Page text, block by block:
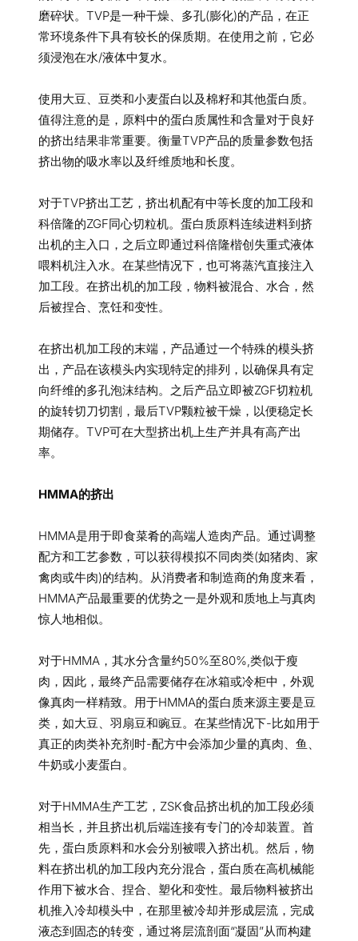
磨碎状。TVP是一种干燥、多孔(膨化)的产品，在正
常环境条件下具有较长的保质期。在使用之前，它必
须浸泡在水/液体中复水。
使用大豆、豆类和小麦蛋白以及棉籽和其他蛋白质。
值得注意的是，原料中的蛋白质属性和含量对于良好
的挤出结果非常重要。衡量TVP产品的质量参数包括
挤出物的吸水率以及纤维质地和长度。
对于TVP挤出工艺，挤出机配有中等长度的加工段和
科倍隆的ZGF同心切粒机。蛋白质原料连续进料到挤
出机的主入口，之后立即通过科倍隆楷创失重式液体
喂料机注入水。在某些情况下，也可将蒸汽直接注入
加工段。在挤出机的加工段，物料被混合、水合，然
后被捏合、烹饪和变性。
在挤出机加工段的末端，产品通过一个特殊的模头挤
出，产品在该模头内实现特定的排列，以确保具有定
向纤维的多孔泡沫结构。之后产品立即被ZGF切粒机
的旋转切刀切割，最后TVP颗粒被干燥，以便稳定长
期储存。TVP可在大型挤出机上生产并具有高产出
率。
HMMA的挤出
HMMA是用于即食菜肴的高端人造肉产品。通过调整
配方和工艺参数，可以获得模拟不同肉类(如猪肉、家
禽肉或牛肉)的结构。从消费者和制造商的角度来看，
HMMA产品最重要的优势之一是外观和质地上与真肉
惊人地相似。
对于HMMA，其水分含量约50%至80%,类似于瘦
肉，因此，最终产品需要储存在冰箱或冷柜中，外观
像真肉一样精致。用于HMMA的蛋白质来源主要是豆
类，如大豆、羽扇豆和豌豆。在某些情况下-比如用于
真正的肉类补充剂时-配方中会添加少量的真肉、鱼、
牛奶或小麦蛋白。
对于HMMA生产工艺，ZSK食品挤出机的加工段必须
相当长，并且挤出机后端连接有专门的冷却装置。首
先，蛋白质原料和水会分别被喂入挤出机。然后，物
料在挤出机的加工段内充分混合，蛋白质在高机械能
作用下被水合、捏合、塑化和变性。最后物料被挤出
机推入冷却模头中，在那里被冷却并形成层流，完成
液态到固态的转变，通过将层流剖面“凝固”从而构建